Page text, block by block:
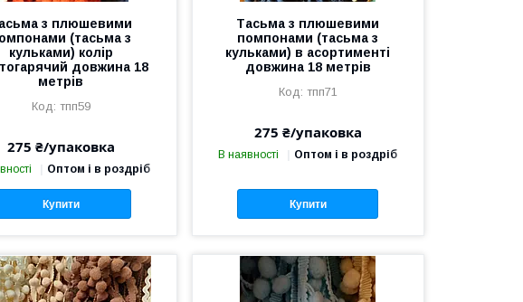
з плюшевими
(тасьма з
кульками) колір
довжина 18
метрів
тпп59
275 ₴/упаковка
Оптом і в роздріб
Купити
Тасьма з плюшевими
помпонами (тасьма з
кульками) в асортименті
довжина 18 метрів
тпп71
275 ₴/упаковка
В наявності Оптом і в роздріб
Купити